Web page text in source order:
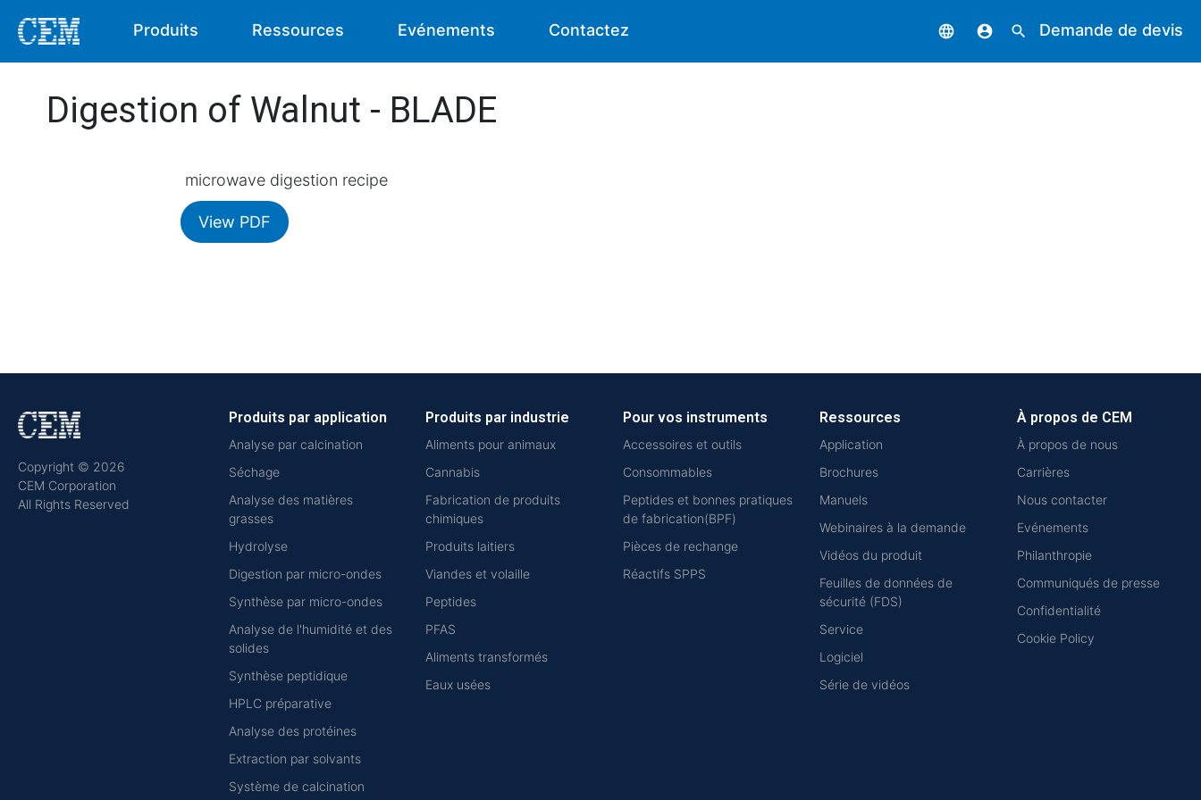
Produits Ressources Evénements Contactez language account_circle search Demande de devis
Digestion of Walnut - BLADE
microwave digestion recipe
View PDF
Copyright © 2026
CEM Corporation
All Rights Reserved
Produits par application
Analyse par calcination
Séchage
Analyse des matières
grasses
Hydrolyse
Digestion par micro-ondes
Synthèse par micro-ondes
Analyse de l'humidité et des
solides
Synthèse peptidique
HPLC préparative
Analyse des protéines
Extraction par solvants
Système de calcination
Produits par industrie
Aliments pour animaux
Cannabis
Fabrication de produits
chimiques
Produits laitiers
Viandes et volaille
Peptides
PFAS
Aliments transformés
Eaux usées
Pour vos instruments
Accessoires et outils
Consommables
Peptides et bonnes pratiques
de fabrication(BPF)
Pièces de rechange
Réactifs SPPS
Ressources
Application
Brochures
Manuels
Webinaires à la demande
Vidéos du produit
Feuilles de données de
sécurité (FDS)
Service
Logiciel
Série de vidéos
À propos de CEM
À propos de nous
Carrières
Nous contacter
Evénements
Philanthropie
Communiqués de presse
Confidentialité
Cookie Policy